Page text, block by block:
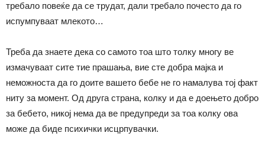
требало повеќе да се трудат, дали требало почесто да го
испумпуваат млекото…
Треба да знаете дека со самото тоа што толку многу ве
измачуваат сите тие прашања, вие сте добра мајка и
неможноста да го доите вашето бебе не го намалува тој факт
ниту за момент. Од друга страна, колку и да е доењето добро
за бебето, никој нема да ве предупреди за тоа колку ова
може да биде психички исцрпувачки.